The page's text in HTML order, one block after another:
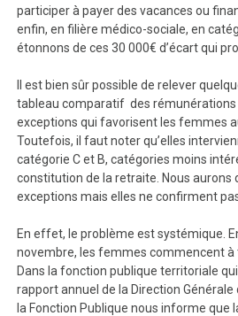
participer à payer des vacances ou
enfin, en filière médico-sociale, en
étonnons de ces 30 000€ d’écart qui
Il est bien sûr possible de relever
tableau comparatif des rémunérations
exceptions qui favorisent les femmes
Toutefois, il faut noter qu’elles
catégorie C et B, catégories moins
constitution de la retraite. Nous aurons
exceptions mais elles ne confirment
En effet, le problème est systémique.
novembre, les femmes commencent
Dans la fonction publique territoriale
rapport annuel de la Direction Générale
la Fonction Publique nous informe que